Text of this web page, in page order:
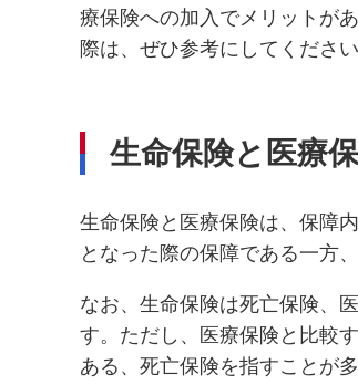
療保険への加入でメリットが
際は、ぜひ参考にしてください
生命保険と医療
生命保険と医療保険は、保障
となった際の保障である一方
なお、生命保険は死亡保険、
す。ただし、医療保険と比較
ある、死亡保険を指すことが